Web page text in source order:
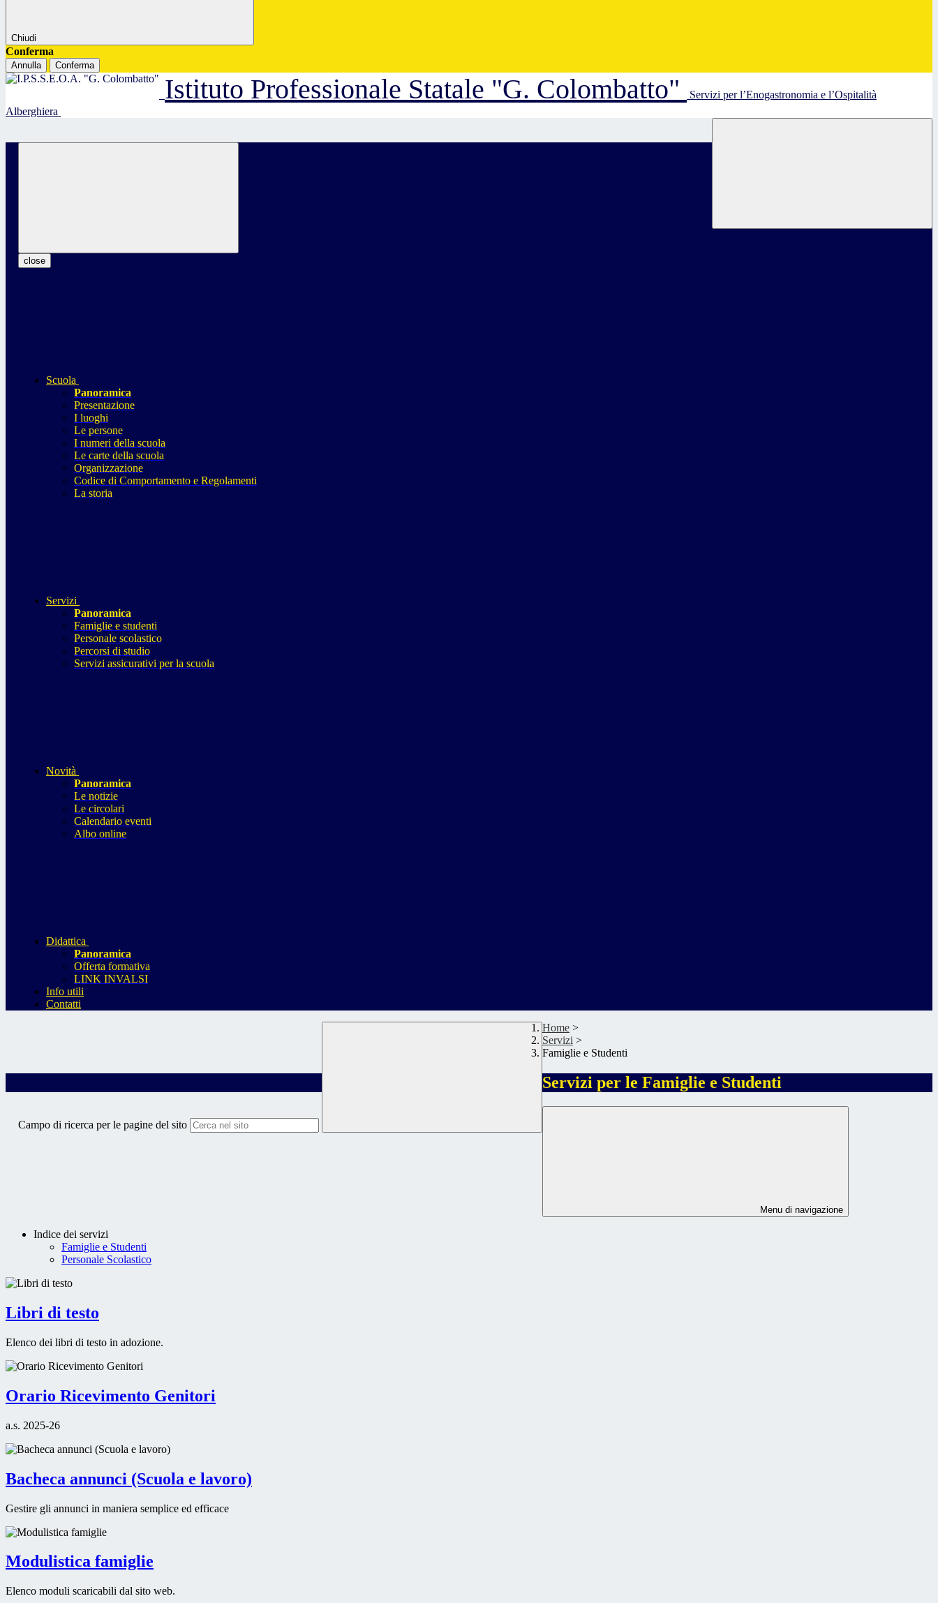
Chiudi
Conferma
Annulla Conferma
Istituto Professionale Statale "G. Colombatto"
Servizi per l’Enogastronomia e l’Ospitalità
Alberghiera
close
Scuola
Panoramica
Presentazione
I luoghi
Le persone
I numeri della scuola
Le carte della scuola
Organizzazione
Codice di Comportamento e Regolamenti
La storia
Servizi
Panoramica
Famiglie e studenti
Personale scolastico
Percorsi di studio
Servizi assicurativi per la scuola
Novità
Panoramica
Le notizie
Le circolari
Calendario eventi
Albo online
Didattica
Panoramica
Offerta formativa
LINK INVALSI
Info utili
Contatti
Campo di ricerca per le pagine del sito
Home >
Servizi >
Famiglie e Studenti
Servizi per le Famiglie e Studenti
Menu di navigazione
Indice dei servizi
Famiglie e Studenti
Personale Scolastico
Libri di testo
Elenco dei libri di testo in adozione.
Orario Ricevimento Genitori
a.s. 2025-26
Bacheca annunci (Scuola e lavoro)
Gestire gli annunci in maniera semplice ed efficace
Modulistica famiglie
Elenco moduli scaricabili dal sito web.